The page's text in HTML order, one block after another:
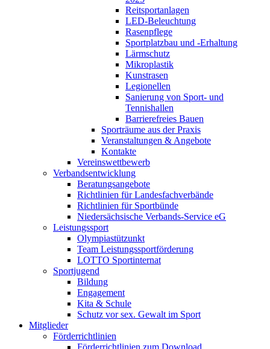
Reitsportanlagen
LED-Beleuchtung
Rasenpflege
Sportplatzbau und -Erhaltung
Lärmschutz
Mikroplastik
Kunstrasen
Legionellen
Sanierung von Sport- und
Tennishallen
Barrierefreies Bauen
Sporträume aus der Praxis
Veranstaltungen & Angebote
Kontakte
Vereinswettbewerb
Verbandsentwicklung
Beratungsangebote
Richtlinien für Landesfachverbände
Richtlinien für Sportbünde
Niedersächsische Verbands-Service eG
Leistungssport
Olympiastützunkt
Team Leistungssportförderung
LOTTO Sportinternat
Sportjugend
Bildung
Engagement
Kita & Schule
Schutz vor sex. Gewalt im Sport
Mitglieder
Förderrichtlinien
Förderrichtlinien zum Download